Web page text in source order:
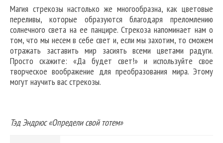
Магия стрекозы настолько же многообразна, как цветовые
переливы, которые образуются благодаря преломлению
солнечного света на ее панцире. Стрекоза напоминает нам о
том, что мы несем в себе свет и, если мы захотим, то сможем
отражать заставить мир засиять всеми цветами радуги.
Просто скажите: «Да будет свет!» и используйте свое
творческое воображение для преобразования мира. Этому
могут научить вас стрекозы.
Тэд Эндрюс «Определи свой тотем»